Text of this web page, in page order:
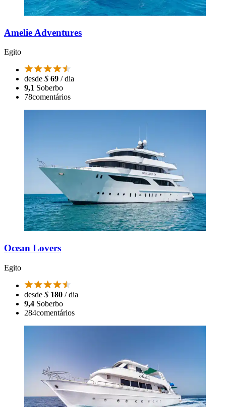
Amelie Adventures
Egito
desde $ 69 / dia
9,1 Soberbo
78comentários
Ocean Lovers
Egito
desde $ 180 / dia
9,4 Soberbo
284comentários